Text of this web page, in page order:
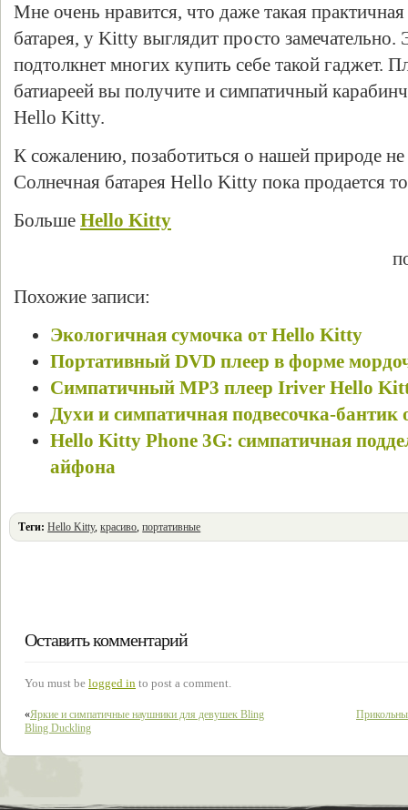
Мне очень нравится, что даже такая
батарея, у Kitty выглядит просто
подтолкнет многих купить себе такой гаджет.
батиареей вы получите и симпатичный
Hello Kitty.
К сожалению, позаботиться о нашей природе не
Солнечная батарея Hello Kitty пока продается
Больше Hello Kitty
Похожие записи:
Экологичная сумочка от Hello Kitty
Портативный DVD плеер в форме
Симпатичный MP3 плеер Iriver Hello
Духи и симпатичная подвесочка-
Hello Kitty Phone 3G: симпатичная
айфона
Теги: Hello Kitty,красиво,портативные
Оставить комментарий
You must be logged in to post a comment.
«Яркие и симпатичные наушники для девушек Bling
Bling Duckling